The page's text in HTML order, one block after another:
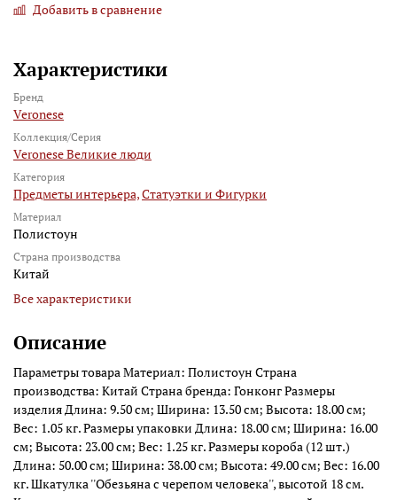
Добавить в сравнение
Характеристики
Бренд
Veronese
Коллекция/Серия
Veronese Великие люди
Категория
Предметы интерьера,Статуэтки и Фигурки
Материал
Полистоун
Страна производства
Китай
Все характеристики
Описание
Параметры товара Материал: Полистоун Страна
производства: Китай Страна бренда: Гонконг Размеры
изделия Длина: 9.50 см; Ширина: 13.50 см; Высота: 18.00 см;
Вес: 1.05 кг. Размеры упаковки Длина: 18.00 см; Ширина: 16.00
см; Высота: 23.00 см; Вес: 1.25 кг. Размеры короба (12 шт.)
Длина: 50.00 см; Ширина: 38.00 см; Высота: 49.00 см; Вес: 16.00
кг. Шкатулка ''Обезьяна с черепом человека'', высотой 18 см.